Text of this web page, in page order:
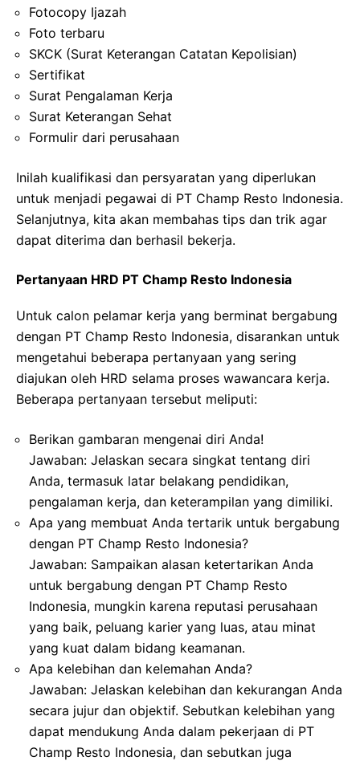
Fotocopy Ijazah
Foto terbaru
SKCK (Surat Keterangan Catatan Kepolisian)
Sertifikat
Surat Pengalaman Kerja
Surat Keterangan Sehat
Formulir dari perusahaan
Inilah kualifikasi dan persyaratan yang diperlukan
untuk menjadi pegawai di PT Champ Resto Indonesia.
Selanjutnya, kita akan membahas tips dan trik agar
dapat diterima dan berhasil bekerja.
Pertanyaan HRD PT Champ Resto Indonesia
Untuk calon pelamar kerja yang berminat bergabung
dengan PT Champ Resto Indonesia, disarankan untuk
mengetahui beberapa pertanyaan yang sering
diajukan oleh HRD selama proses wawancara kerja.
Beberapa pertanyaan tersebut meliputi:
Berikan gambaran mengenai diri Anda!
Jawaban: Jelaskan secara singkat tentang diri
Anda, termasuk latar belakang pendidikan,
pengalaman kerja, dan keterampilan yang dimiliki.
Apa yang membuat Anda tertarik untuk bergabung
dengan PT Champ Resto Indonesia?
Jawaban: Sampaikan alasan ketertarikan Anda
untuk bergabung dengan PT Champ Resto
Indonesia, mungkin karena reputasi perusahaan
yang baik, peluang karier yang luas, atau minat
yang kuat dalam bidang keamanan.
Apa kelebihan dan kelemahan Anda?
Jawaban: Jelaskan kelebihan dan kekurangan Anda
secara jujur dan objektif. Sebutkan kelebihan yang
dapat mendukung Anda dalam pekerjaan di PT
Champ Resto Indonesia, dan sebutkan juga